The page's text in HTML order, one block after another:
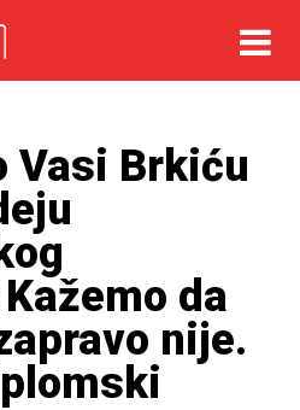
Vasi Brkiću
da
nije.